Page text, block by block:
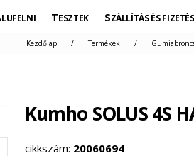
ALUFELNI TESZTEK SZÁLLÍTÁS ÉS FIZETÉS
Kezdőlap Termékek
Kumho SOLUS 4S
cikkszám: 20060694